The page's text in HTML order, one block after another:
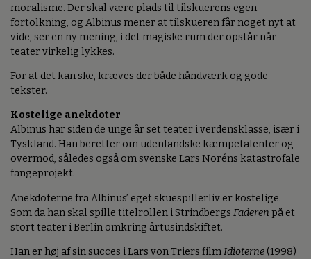
moralisme. Der skal være plads til tilskuerens egen
fortolkning, og Albinus mener at tilskueren får noget nyt at
vide, ser en ny mening, i det magiske rum der opstår når
teater virkelig lykkes.
For at det kan ske, kræves der både håndværk og gode
tekster.
Kostelige anekdoter
Albinus har siden de unge år set teater i verdensklasse, især i
Tyskland. Han beretter om udenlandske kæmpetalenter og
overmod, således også om svenske Lars Noréns katastrofale
fangeprojekt.
Anekdoterne fra Albinus’ eget skuespillerliv er kostelige.
Som da han skal spille titelrollen i Strindbergs Faderen på et
stort teater i Berlin omkring årtusindskiftet.
Han er høj af sin succes i Lars von Triers filmIdioterne (1998)